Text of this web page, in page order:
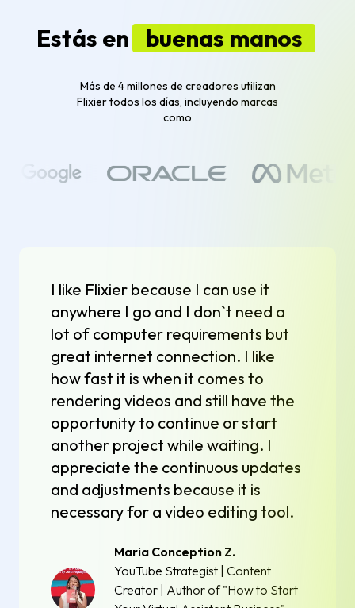
Estás en buenas manos
Más de 4 millones de creadores utilizan
Flixier todos los días, incluyendo marcas
como
I like Flixier because I can use it
anywhere I go and I don`t need a
lot of computer requirements but
great internet connection. I like
how fast it is when it comes to
rendering videos and still have the
opportunity to continue or start
another project while waiting. I
appreciate the continuous updates
and adjustments because it is
necessary for a video editing tool.
Maria Conception Z.
YouTube Strategist | Content
Creator | Author of "How to Start